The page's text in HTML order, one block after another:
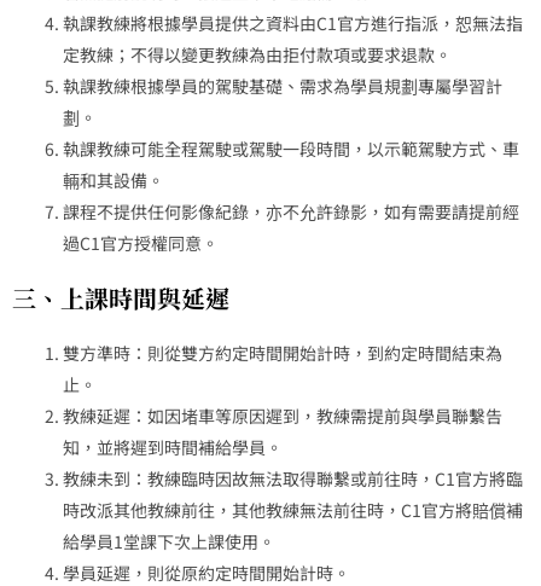
執課教練將根據學員提供之資料由C1官方進行指派，恕無法指
定教練；不得以變更教練為由拒付款項或要求退款。
執課教練根據學員的駕駛基礎、需求為學員規劃專屬學習計
劃。
執課教練可能全程駕駛或駕駛一段時間，以示範駕駛方式、車
輛和其設備。
課程不提供任何影像紀錄，亦不允許錄影，如有需要請提前經
過C1官方授權同意。
三、上課時間與延遲
雙方準時：則從雙方約定時間開始計時，到約定時間結束為
止。
教練延遲：如因堵車等原因遲到，教練需提前與學員聯繫告
知，並將遲到時間補給學員。
教練未到：教練臨時因故無法取得聯繫或前往時，C1官方將臨
時改派其他教練前往，其他教練無法前往時，C1官方將賠償補
給學員1堂課下次上課使用。
學員延遲，則從原約定時間開始計時。